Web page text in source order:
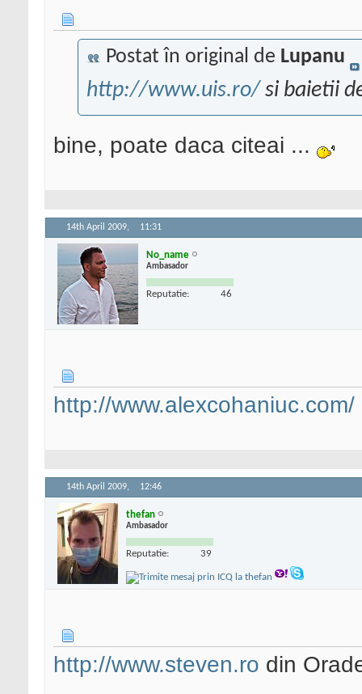
Postat în original de Lupanu
http://www.uis.ro/ si baietii
bine, poate daca citeai ...
14th April 2009, 11:31
No_name
Ambasador
Reputatie: 46
http://www.alexcohaniuc.com/
14th April 2009, 12:46
thefan
Ambasador
Reputatie: 39
http://www.steven.ro din